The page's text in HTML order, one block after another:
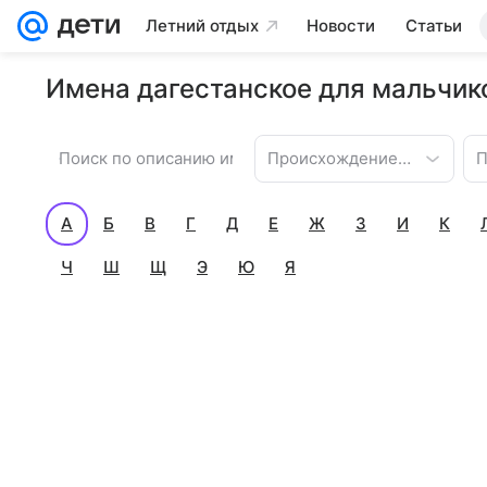
Летний отдых Новости Статьи
Имена дагестанское для
Происхождение имени
А Б В Г Д Е Ж З И К
Ч Ш Щ Э Ю Я